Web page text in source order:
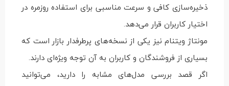
ذخیره‌سازی کافی و سرعت مناسبی برای استفاده روزمره در
اختیار کاربران قرار می‌دهد.
مونتاژ ویتنام نیز یکی از نسخه‌های پرطرفدار بازار است که
بسیاری از فروشندگان و کاربران به آن توجه ویژه‌ای دارند.
اگر قصد بررسی مدل‌های مشابه را دارید، می‌توانید